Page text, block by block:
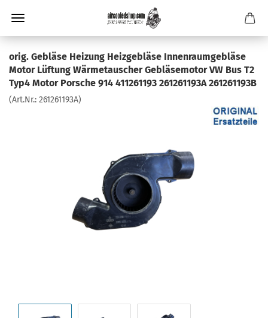
orig. Gebläse Heizung Heizgebläse Innenraumgebläse
Motor Lüftung Wärmetauscher Gebläsemotor VW Bus T2
Typ4 Motor Porsche 914 411261193 261261193A 261261193B
(Art.Nr.: 261261193A)